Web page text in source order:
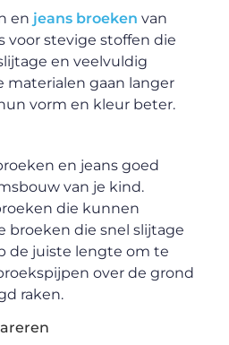
en jeans broeken van
voor stevige stoffen die
en veelvuldig
materialen gaan langer
vorm en kleur beter.
en jeans goed
van je kind.
die kunnen
broeken die snel slijtage
de juiste lengte om te
over de grond
raken.